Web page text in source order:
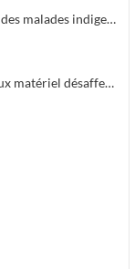
Etablissements hospitaliers. Prise en charge des malades indigents
Vente de vieux matériaux de démolition, vieux matériel désaffecté, fumier